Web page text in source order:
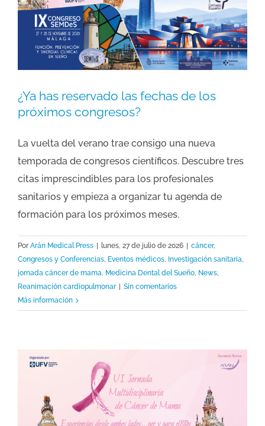
¿Ya has reservado las fechas de los
próximos congresos?
La vuelta del verano trae consigo una nueva
temporada de congresos científicos. Descubre tres
citas imprescindibles para los profesionales
sanitarios y empieza a organizar tu agenda de
formación para los próximos meses.
PorArán Medical Press lunes, 27 de julio de 2026 cáncer,
Congresos y Conferencias, Eventos médicos, Investigación sanitaria,
jornada cáncer de mama, Medicina Dental del Sueño, News,
Reanimación cardiopulmonar
Sin comentarios
Más información